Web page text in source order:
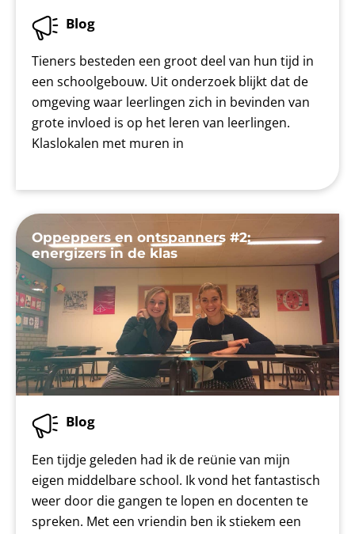
Blog
Tieners besteden een groot deel van hun tijd in
een schoolgebouw. Uit onderzoek blijkt dat de
omgeving waar leerlingen zich in bevinden van
grote invloed is op het leren van leerlingen.
Klaslokalen met muren in
Oppeppers en ontspanners #2:
energizers in de klas
Blog
Een tijdje geleden had ik de reünie van mijn
eigen middelbare school. Ik vond het fantastisch
weer door die gangen te lopen en docenten te
spreken. Met een vriendin ben ik stiekem een